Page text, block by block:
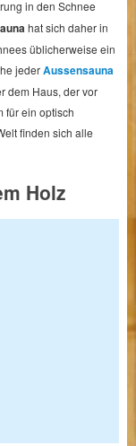
in den Schnee
hat sich daher in
üblicherweise ein
jederAussensauna
dem Haus, der vor
für ein optisch
finden sich alle
Holz